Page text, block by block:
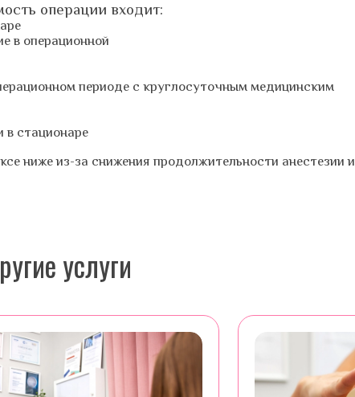
операции входит:
в операционной
периоде с круглосуточным медицинским
в стационаре
ниже из-за снижения продолжительности анестезии и
услуги